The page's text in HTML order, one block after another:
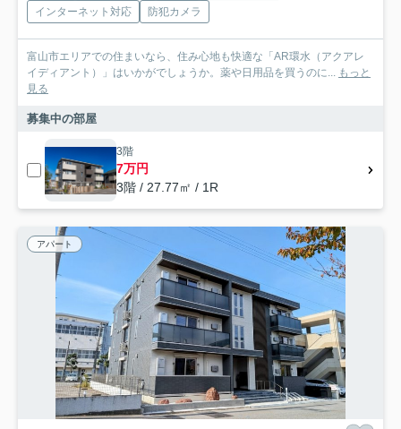
インターネット対応
防犯カメラ
富山市エリアでの住まいなら、住み心地も快適な「AR環水（アクアレ
イディアント）」はいかがでしょうか。薬や日用品を買うのに... もっと
見る
募集中の部屋
3階
7万円
3階 / 27.77㎡ / 1R
アパート